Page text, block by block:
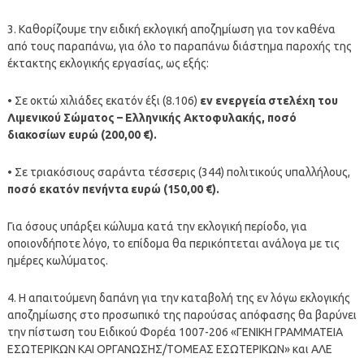
3. Καθορίζουμε την ειδική εκλογική αποζημίωση για τον καθένα
από τους παραπάνω, για όλο το παραπάνω διάστημα παροχής της
έκτακτης εκλογικής εργασίας, ως εξής:
• Σε οκτώ χιλιάδες εκατόν έξι (8.106) εν ενεργεία στελέχη του
Λιμενικού Σώματος – Ελληνικής Ακτοφυλακής, ποσό
διακοσίων ευρώ (200,00 €).
• Σε τριακόσιους σαράντα τέσσερις (344) πολιτικούς υπαλλήλους,
ποσό εκατόν πενήντα ευρώ (150,00 €).
Για όσους υπάρξει κώλυμα κατά την εκλογική περίοδο, για
οποιονδήποτε λόγο, το επίδομα θα περικόπτεται ανάλογα με τις
ημέρες κωλύματος.
4. Η απαιτούμενη δαπάνη για την καταβολή της εν λόγω εκλογικής
αποζημίωσης στο προσωπικό της παρούσας απόφασης θα βαρύνει
την πίστωση του Ειδικού Φορέα 1007-206 «ΓΕΝΙΚΗ ΓΡΑΜΜΑΤΕΙΑ
ΕΣΩΤΕΡΙΚΩΝ ΚΑΙ ΟΡΓΑΝΩΣΗΣ/ΤΟΜΕΑΣ ΕΣΩΤΕΡΙΚΩΝ» και ΑΛΕ